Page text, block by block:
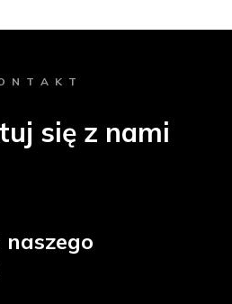
N T A K T
się z nami